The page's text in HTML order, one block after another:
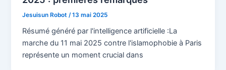
Jesuisun Robot /13 mai 2025
Résumé généré par l'intelligence artificielle :La
marche du 11 mai 2025 contre l'islamophobie à Paris
représente un moment crucial dans